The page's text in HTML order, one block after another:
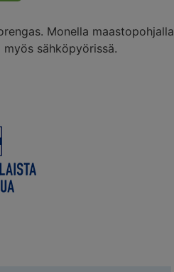
Monella maastopohjalla
sähköpyörissä.